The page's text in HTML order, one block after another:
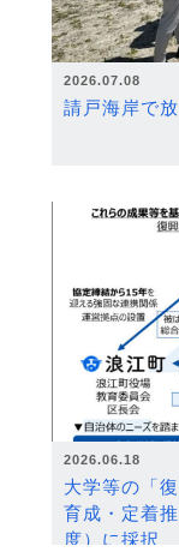
2026.07.08
請戸海岸で
2026.06.18
大学等の「
育成・定着
度）に採択